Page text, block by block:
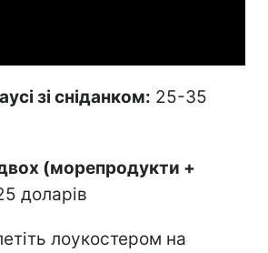
зі сніданком: 25-35
(морепродукти +
доларів
лоукостером на